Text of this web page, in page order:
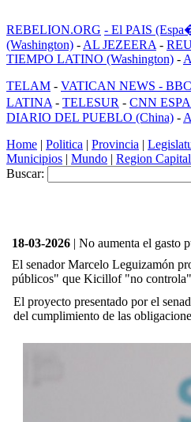
REBELION.ORG - El PAIS
(Washington) - AL JEZEERA -
TIEMPO LATINO (Washington) -
TELAM - VATICAN NEWS -
LATINA - TELESUR - CNN
DIARIO DEL PUEBLO (China) -
Home | Politica | Provincia |
Municipios | Mundo | Region Capital
Buscar:
18-03-2026 | No aumenta el gasto
El senador Marcelo Leguizamón
públicos" que Kicillof "no controla"
El proyecto presentado por el
del cumplimiento de las